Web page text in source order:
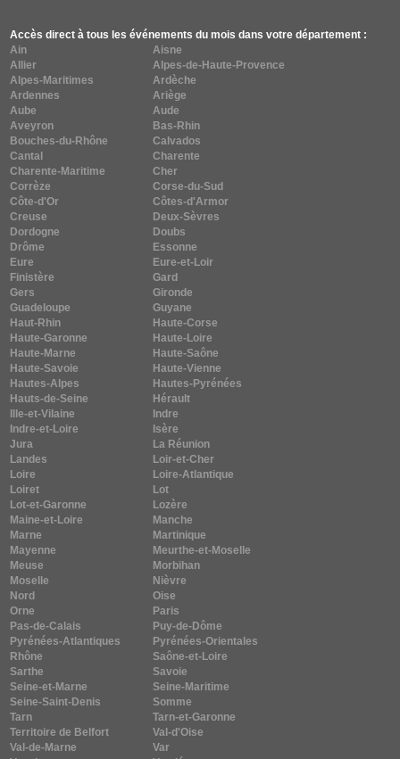
Accès direct à tous les événements du mois dans votre département :
Ain
Aisne
Allier
Alpes-de-Haute-Provence
Alpes-Maritimes
Ardèche
Ardennes
Ariège
Aube
Aude
Aveyron
Bas-Rhin
Bouches-du-Rhône
Calvados
Cantal
Charente
Charente-Maritime
Cher
Corrèze
Corse-du-Sud
Côte-d'Or
Côtes-d'Armor
Creuse
Deux-Sèvres
Dordogne
Doubs
Drôme
Essonne
Eure
Eure-et-Loir
Finistère
Gard
Gers
Gironde
Guadeloupe
Guyane
Haut-Rhin
Haute-Corse
Haute-Garonne
Haute-Loire
Haute-Marne
Haute-Saône
Haute-Savoie
Haute-Vienne
Hautes-Alpes
Hautes-Pyrénées
Hauts-de-Seine
Hérault
Ille-et-Vilaine
Indre
Indre-et-Loire
Isère
Jura
La Réunion
Landes
Loir-et-Cher
Loire
Loire-Atlantique
Loiret
Lot
Lot-et-Garonne
Lozère
Maine-et-Loire
Manche
Marne
Martinique
Mayenne
Meurthe-et-Moselle
Meuse
Morbihan
Moselle
Nièvre
Nord
Oise
Orne
Paris
Pas-de-Calais
Puy-de-Dôme
Pyrénées-Atlantiques
Pyrénées-Orientales
Rhône
Saône-et-Loire
Sarthe
Savoie
Seine-et-Marne
Seine-Maritime
Seine-Saint-Denis
Somme
Tarn
Tarn-et-Garonne
Territoire de Belfort
Val-d'Oise
Val-de-Marne
Var